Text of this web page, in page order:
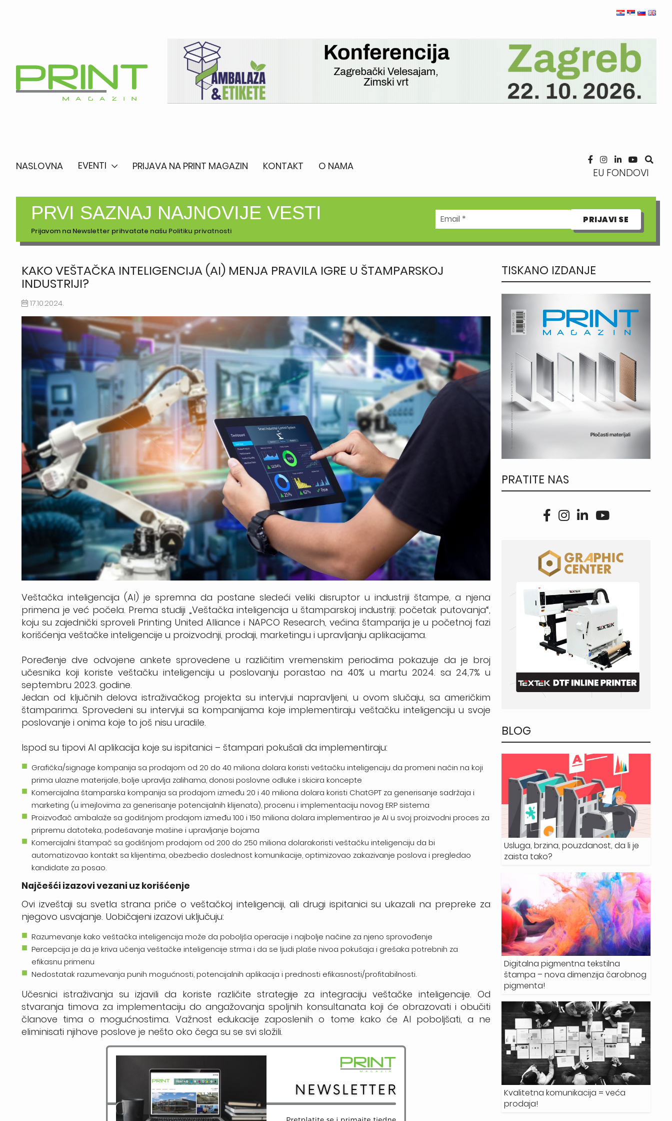
NASLOVNA EVENTI PRIJAVA NA PRINT MAGAZIN KONTAKT O NAMA
EU FONDOVI
PRVI SAZNAJ NAJNOVIJE VESTI
Prijavom na Newsletter prihvatate našu Politiku privatnosti
KAKO VEŠTAČKA INTELIGENCIJA (AI) MENJA PRAVILA IGRE U ŠTAMPARSKOJ
INDUSTRIJI?
17.10.2024.
Veštačka inteligencija (AI) je spremna da postane sledeći veliki disruptor u industriji štampe, a njena
primena je već počela. Prema studiji „Veštačka inteligencija u štamparskoj industriji: početak putovanja“,
koju su zajednički sproveli Printing United Alliance i NAPCO Research, većina štamparija je u početnoj fazi
korišćenja veštačke inteligencije u proizvodnji, prodaji, marketingu i upravljanju aplikacijama.
Poređenje dve odvojene ankete sprovedene u različitim vremenskim periodima pokazuje da je broj
učesnika koji koriste veštačku inteligenciju u poslovanju porastao na 40% u martu 2024. sa 24,7% u
septembru 2023. godine.
Jedan od ključnih delova istraživačkog projekta su intervjui napravljeni, u ovom slučaju, sa američkim
štamparima. Sprovedeni su intervjui sa kompanijama koje implementiraju veštačku inteligenciju u svoje
poslovanje i onima koje to još nisu uradile.
Ispod su tipovi AI aplikacija koje su ispitanici – štampari pokušali da implementiraju:
Grafička/signage kompanija sa prodajom od 20 do 40 miliona dolara koristi veštačku inteligenciju da promeni način na koji
prima ulazne materijale, bolje upravlja zalihama, donosi poslovne odluke i skicira koncepte
Komercijalna štamparska kompanija sa prodajom između 20 i 40 miliona dolara koristi ChatGPT za generisanje sadržaja i
marketing (u imejlovima za generisanje potencijalnih klijenata), procenu i implementaciju novog ERP sistema
Proizvođač ambalaže sa godišnjom prodajom između 100 i 150 miliona dolara implementirao je AI u svoj proizvodni proces za
pripremu datoteka, podešavanje mašine i upravljanje bojama
Komercijalni štampač sa godišnjom prodajom od 200 do 250 miliona dolarakoristi veštačku inteligenciju da bi
automatizovao kontakt sa klijentima, obezbedio doslednost komunikacije, optimizovao zakazivanje poslova i pregledao
kandidate za posao.
Najčešći izazovi vezani uz korišćenje
Ovi izveštaji su svetla strana priče o veštačkoj inteligenciji, ali drugi ispitanici su ukazali na prepreke za
njegovo usvajanje. Uobičajeni izazovi uključuju:
Razumevanje kako veštačka inteligencija može da poboljša operacije i najbolje načine za njeno sprovođenje
Percepcija je da je kriva učenja veštačke inteligencije strma i da se ljudi plaše nivoa pokušaja i grešaka potrebnih za
efikasnu primenu
Nedostatak razumevanja punih mogućnosti, potencijalnih aplikacija i prednosti efikasnosti/profitabilnosti.
Učesnici istraživanja su izjavili da koriste različite strategije za integraciju veštačke inteligencije. Od
stvaranja timova za implementaciju do angažovanja spoljnih konsultanata koji će obrazovati i obučiti
članove tima o mogućnostima. Važnost edukacije zaposlenih o tome kako će AI poboljšati, a ne
eliminisati njihove poslove je nešto oko čega su se svi složili.
TISKANO IZDANJE
PRATITE NAS
BLOG
Usluga, brzina, pouzdanost, da li je
zaista tako?
Digitalna pigmentna tekstilna
štampa – nova dimenzija čarobnog
pigmenta!
Kvalitetna komunikacija = veća
prodaja!